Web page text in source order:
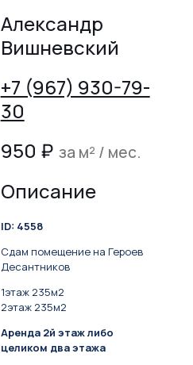
Александр
Вишневский
+7 (967) 930-79-
30
950 ₽ за м² / мес.
Описание
ID: 4558
Сдам помещение на Героев
Десантников
1этаж 235м2
2этаж 235м2
Аренда 2й этаж либо
целиком два этажа